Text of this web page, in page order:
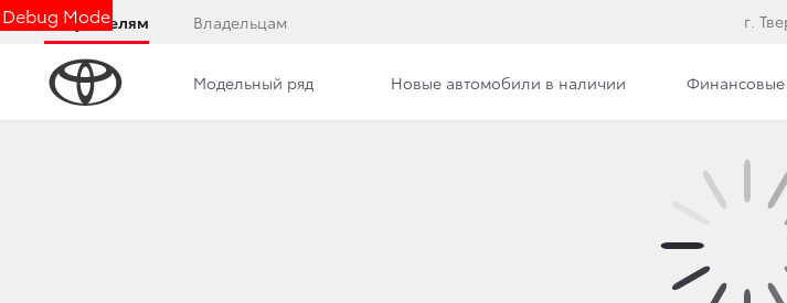
Debug Mode
Покупателям Владельцам г.
Модельный ряд Новые автомобили в наличии Финансовые
ЛИНЗОВКА ФАР: ИЗ ЧЕГО